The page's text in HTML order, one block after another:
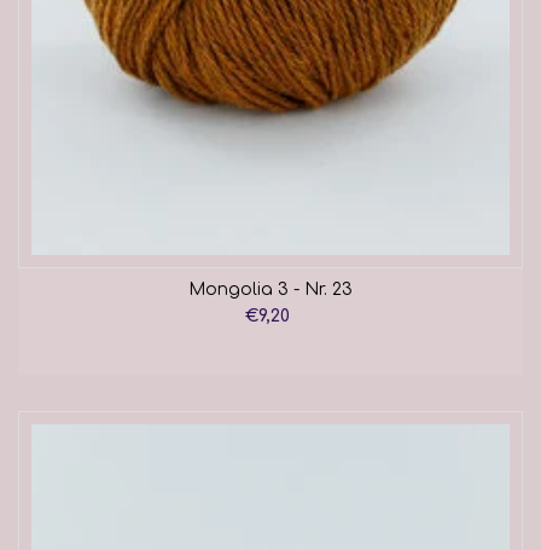
Mongolia 3 - Nr. 23
€9,20